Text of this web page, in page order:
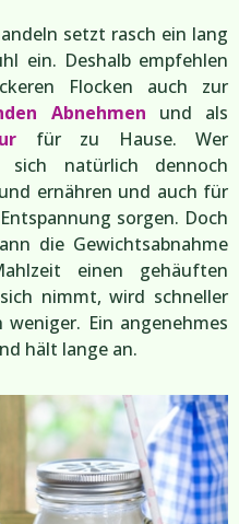
setzt rasch ein lang
ein. Deshalb empfehlen
Flocken auch zur
Abnehmen und als
für zu Hause. Wer
sich natürlich dennoch
ernähren und auch für
sorgen. Doch
die Gewichtsabnahme
einen gehäuften
nimmt, wird schneller
Ein angenehmes
hält lange an.